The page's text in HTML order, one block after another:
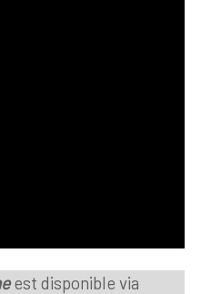
est disponible via